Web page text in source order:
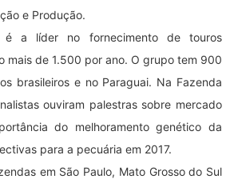
e Produção.
é a líder no fornecimento de touros
mais de 1.500 por ano. O grupo tem 900
brasileiros e no Paraguai. Na Fazenda
ouviram palestras sobre mercado
do melhoramento genético da
para a pecuária em 2017.
em São Paulo, Mato Grosso do Sul